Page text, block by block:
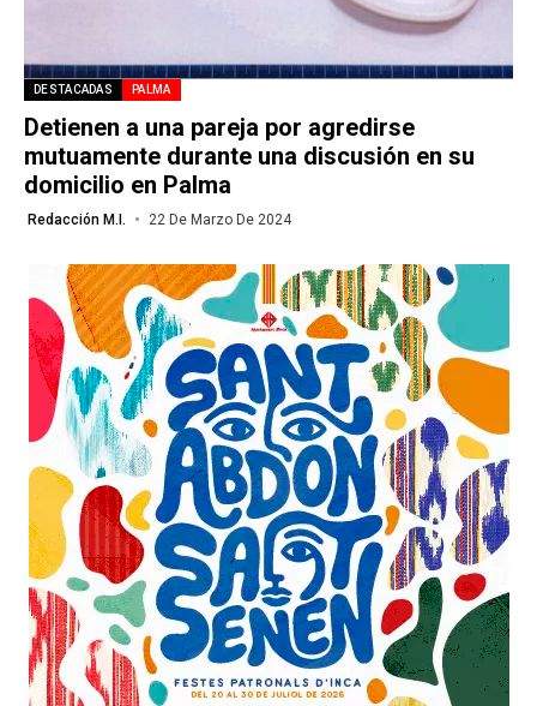
DESTACADAS PALMA
Detienen a una pareja por agredirse
mutuamente durante una discusión en su
domicilio en Palma
Redacción M.I. 22 De Marzo De 2024